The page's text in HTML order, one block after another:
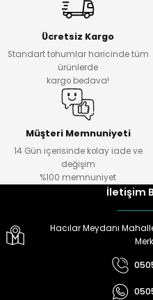
Ücretsiz Kargo
Standart tohumlar haricinde tüm
ürünlerde
kargo bedava!
Müşteri Memnuniyeti
14 Gün içerisinde kolay iade ve
değişim
%100 memnuniyet
İletişim
Hacılar Meydanı